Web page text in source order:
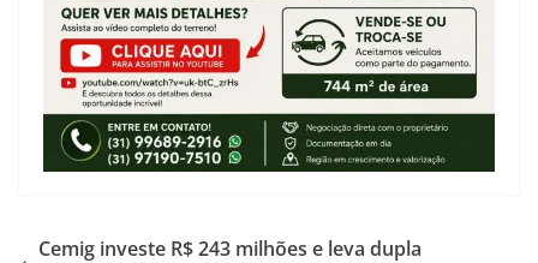
Cemig investe R$ 243 milhões e leva dupla